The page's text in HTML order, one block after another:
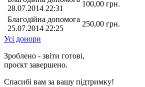
28.07.2014 22:31
100,00 грн.
Благодійна допомога
25.07.2014 22:25
250,00 грн.
Усі донори
Зроблено - звіти готові,
проєкт завершено.
Спасибі вам за вашу підтримку!